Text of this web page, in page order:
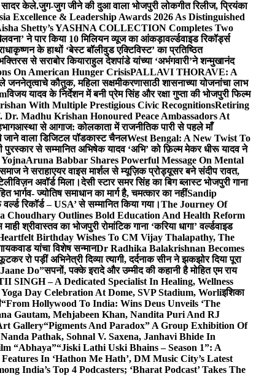
सादर केले.जुग-जुग जीने की दुआ वाला भोजपुरी लोकगीत रिलीज, प्रियंका
Excellence & Leadership Awards 2026 As Distinguished
Shetty’s YASHNA COLLECTION Completes Two
ने पार किया 10 मिलियन व्यूज का आंकड़ावर्ल्डवाइड रिकॉर्ड्स
के हाथों ‘बेस्ट बॉलीवुड एक्टिविस्ट’ का प्रतिष्ठित
से सराबोर कियाराहुल देशपांडे यांच्या ‘अभंगवारी’ने शन्मुखानंद
On American Hunger CrisisPALLAVI THORAVE: A
कौतुक, महिला सक्षमीकरणासाठी शासनाच्या योजनांचा लाभ
विजय यादव के निर्देशन में बनी प्रेम सिंह और रक्षा गुप्ता की भोजपुरी फिल्म
With Multiple Prestigious Civic RecognitionsRetiring
Dr. Madhu Krishan Honoured Peace Ambassadors At
आस्था से आगाज: कोलकाता में राजनीतिक पारी से पहले माँ
जाने वाला डिजिटल पॉडकास्ट चैनलWest Bengal: A New Twist To
पुरस्कार से सम्मानित अभिषेक यादव ‘अभि’ को फ़िल्म मेकर धीरू यादव ने
Aruna Babbar Shares Powerful Message On Mental
ने सराहाएयर वाइस मार्शल से म्यूज़िक प्रोड्यूसर बने संदीप रावत,
अवॉर्ड मिला।देसी स्टार समर सिंह का बिग ब्लास्ट भोजपुरी गाना
ज्योतिष समाधान का मार्ग है, चमत्कार का नहींSandip
रिकॉर्ड – USA’ से सम्मानित किया गया।The Journey Of
Choudhary Outlines Bold Education And Health Reform
श्रीवास्तव का भोजपुरी रोमांटिक गाना ‘करिया धागा’ वर्ल्डवाइड
Birthday Wishes To CM Vijay Thalapathy, The
यांचा विशेष सन्मानDr Radhika Balakrishnan Becomes
रो पड़ीं अभिनेत्री दिव्या त्यागी, दर्दनाक सीन ने झकझोर दिया पूरा
Do”सपनों, पक्के इरादे और उम्मीद की कहानी है मोहित एम राय
SINGH – A Dedicated Specialist In Healing, Wellness
Day Celebration At Dome, SVP Stadium, Worliइशिका
“From Hollywood To India: Wins Deus Unveils ‘The
Gautam, Mehjabeen Khan, Nandita Puri And RJ
Gallery“Pigments And Paradox” A Group Exhibition Of
Pathak, Sohnal V. Saxena, Janhavi Bhide In
“Abhaya”“Jiski Lathi Uski Bhains – Season 1”: A
In ‘Hathon Me Hath’, DM Music City’s Latest
India’s Top 4 Podcasters; ‘Bharat Podcast’ Takes The